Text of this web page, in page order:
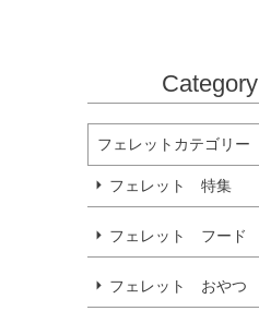
Category
フェレットカテゴリー
フェレット 特集
フェレット フード
フェレット おやつ